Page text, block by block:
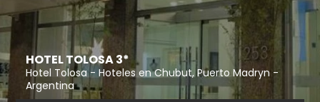
HOTEL TOLOSA 3*
Hotel Tolosa - Hoteles en Chubut, Puerto Madryn -
Argentina